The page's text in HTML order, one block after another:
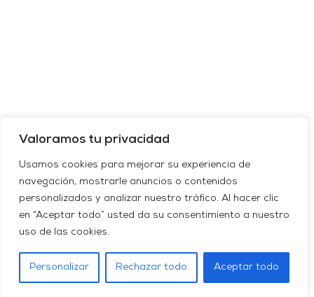
Valoramos tu privacidad
Usamos cookies para mejorar su experiencia de
navegación, mostrarle anuncios o contenidos
personalizados y analizar nuestro tráfico. Al hacer clic
en “Aceptar todo” usted da su consentimiento a nuestro
uso de las cookies.
Personalizar Rechazar todo Aceptar todo